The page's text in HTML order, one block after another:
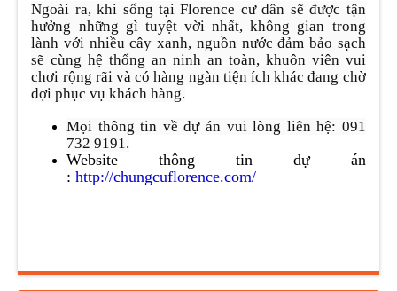
Ngoài ra, khi sống tại Florence cư dân sẽ được tận
hưởng những gì tuyệt vời nhất, không gian trong
lành với nhiều cây xanh, nguồn nước đảm bảo sạch
sẽ cùng hệ thống an ninh an toàn, khuôn viên vui
chơi rộng rãi và có hàng ngàn tiện ích khác đang chờ
đợi phục vụ khách hàng.
Mọi thông tin về dự án vui lòng liên hệ: 091
732 9191.
Website thông tin dự án
:http://chungcuflorence.com/